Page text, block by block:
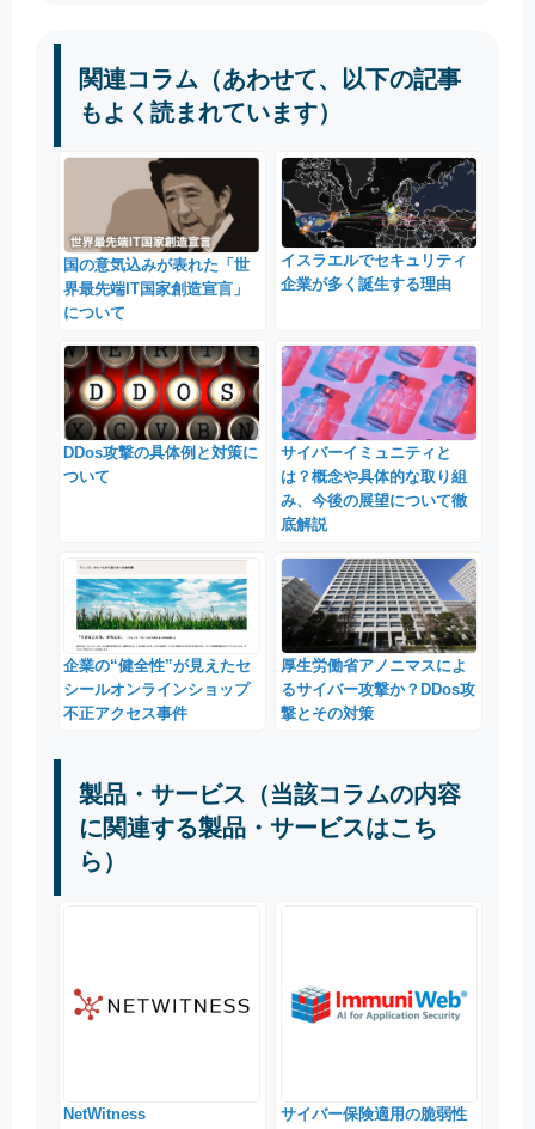
関連コラム（あわせて、以下の記事
もよく読まれています）
国の意気込みが表れた「世
界最先端IT国家創造宣言」
について
イスラエルでセキュリティ
企業が多く誕生する理由
DDos攻撃の具体例と対策に
ついて
サイバーイミュニティと
は？概念や具体的な取り組
み、今後の展望について徹
底解説
企業の“健全性”が見えたセ
シールオンラインショップ
不正アクセス事件
厚生労働省アノニマスによ
るサイバー攻撃か？DDos攻
撃とその対策
製品・サービス（当該コラムの内容
に関連する製品・サービスはこち
ら）
NetWitness サイバー保険適用の脆弱性